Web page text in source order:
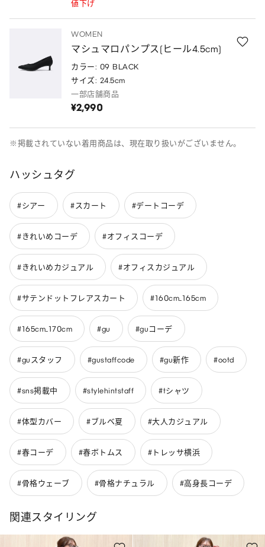
値下げ
WOMEN
マシュマロパンプス(ヒール4.5cm)
カラー: 09 BLACK
サイズ: 24.5cm
一部店舗商品
¥2,990
※掲載されていない着用商品は、現在取り扱いがございません。
ハッシュタグ
#シアー #スカート #デートコーデ
#きれいめコーデ #オフィスコーデ
#きれいめカジュアル #オフィスカジュアル
#サテンドットフレアスカート #160cm_165cm
#165cm_170cm #gu #guコーデ
#guスタッフ #gustaffcode #gu新作 #ootd
#sns掲載中 #stylehintstaff #tシャツ
#体型カバー #ブルベ夏 #大人カジュアル
#春コーデ #春ボトムス #トレッサ横浜
#骨格ウェーブ #骨格ナチュラル #高身長コーデ
関連スタイリング